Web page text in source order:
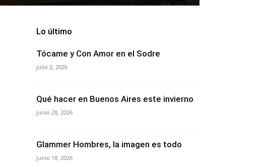
Lo último
Tócame y Con Amor en el Sodre
julio 2, 2026
Qué hacer en Buenos Aires este invierno
junio 28, 2026
Glammer Hombres, la imagen es todo
junio 18, 2026